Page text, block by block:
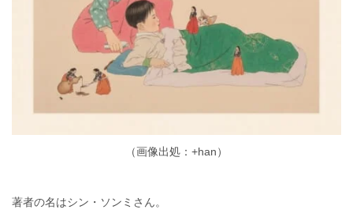
（画像出処：+han）
著者の名はシン・ソンミさん。